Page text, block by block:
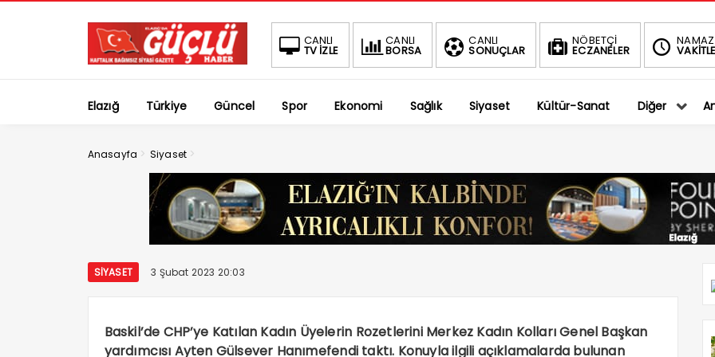
CANLI
TV İZLE
CANLI
BORSA
CANLI
SONUÇLAR
NÖBETÇİ
ECZANELER
NAMAZ
BIST
-0.75% 1.401,27
DOLAR
% 36,5794
Elazığ Türkiye Güncel Spor Ekonomi Sağlık Siyaset Kültür-Sanat Diğer
Anasayfa > Siyaset >
SIYASET 3 Şubat 2023 20:03
Baskil’de CHP’ye Katılan Kadın Üyelerin Rozetlerini Merkez Kadın Kolları Genel Başkan
yardımcısı Ayten Gülsever Hanımefendi taktı. Konuyla ilgili açıklamalarda bulunan